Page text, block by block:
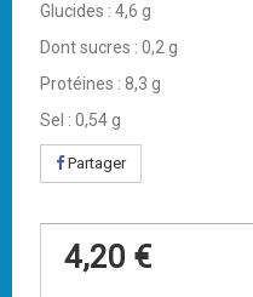
Glucides : 4,6 g
Dont sucres : 0,2 g
Protéines : 8,3 g
Sel : 0,54 g
Partager
4,20 €